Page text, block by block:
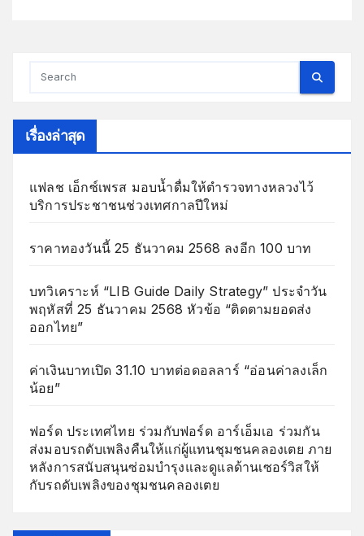
เรื่องล่าสุด
แฟลช เอ็กซ์เพรส มอบน้ำดื่มให้ตำรวจทางหลวงไว้
บริการประชาชนช่วงเทศกาลปีใหม่
ราคาทองวันนี้ 25 ธันวาคม 2568 ลงอีก 100 บาท
บทวิเคราะห์ “LIB Guide Daily Strategy” ประจำวัน
พฤหัสที่ 25 ธันวาคม 2568 หัวข้อ “ติดตามยอดส่ง
ออกไทย”
ค่าเงินบาทเปิด 31.10 บาทต่อดอลลาร์ “อ่อนค่าลงเล็ก
น้อย”
ฟอร์ด ประเทศไทย ร่วมกับฟอร์ด อาร์เอ็มเอ ร่วมกัน
ส่งมอบรถดับเพลิงคืนให้แก่ผู้แทนชุมชนคลองเตย ภาย
หลังการสนับสนุนซ่อมบำรุงและดูแลด้านเซอร์วิสให้
กับรถดับเพลิงของชุมชนคลองเตย